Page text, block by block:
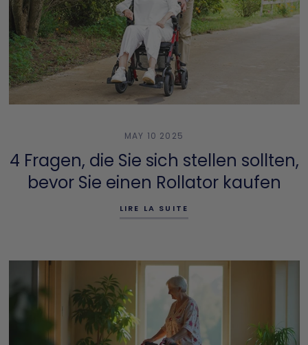
MAY 10 2025
4 Fragen, die Sie sich stellen sollten,
bevor Sie einen Rollator kaufen
LIRE LA SUITE